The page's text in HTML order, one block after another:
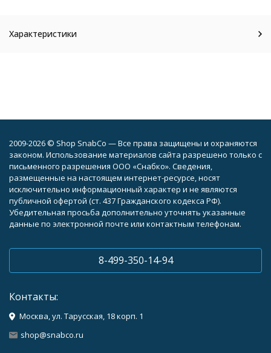
Характеристики
2009-2026 © Shop SnabCo — Все права защищены и охраняются
законом. Использование материалов сайта разрешено только с
письменного разрешения ООО «Снабко». Сведения,
размещенные на настоящем интернет-ресурсе, носят
исключительно информационный характер и не являются
публичной офертой (ст. 437 Гражданского кодекса РФ).
Убедительная просьба дополнительно уточнять указанные
данные по электронной почте или контактным телефонам.
8-499-350-14-94
Контакты:
Москва, ул. Тарусская, 18 корп. 1
shop@snabco.ru